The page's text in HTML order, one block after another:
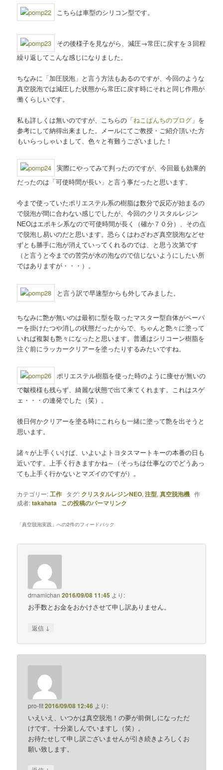
こちらは車型のシリコン型です。
その後様子を見ながら、減圧→常圧に戻すを３回程
繰り返してこんな感じになりました。
ちなみに「加圧脱泡」と言う方法もあるのですが、今回のような
真空脱泡では減圧した状態から常圧に戻す時にそれと同じ作用が
働くらしいです。
私も詳しくは無いのですが、こちらの「ねこぱんちのブログ 」を
参考にして納得出来ました。メールにてご教授・ご紹介頂いた方
もいらっしゃいまして、色々と有難うございました！
実際にやってみて判ったのですが、今回最も効果的
だったのは「可使時間が長い」と言う事だったと思います。
今まで使っていたポリエステル系の樹脂は数分で反応が始まるの
で脱泡が間に合わない感じでしたが、今回のクリスタルレジン
NEOはエポキシ系なので可使時間が長く（確か７０分）、その点
で脱泡し易いのだと思います。恐らくはわざわざ真空脱泡などせ
ずとも勝手に泡が消えていってくれるのでは、と思う次第です
（と言うと今までの苦労が水の泡なので信じないようにしたい所
ではありますが・・・）。
と言う訳で早速型からも外してみました。
ちなみに艶が無いのは最初に型を取ったマスター型自体がペーパ
ーを掛けたつや消しの状態だったからで、ちゃんと艶々に塗って
いれば複製も艶々になったと思います。普通はシリコーン樹脂を
注ぐ前にラッカークリアーを塗ったりするみたいですね。
ポリエステル樹脂を使った時のように痩せが無いの
で皺模様も残らず、綺麗な状態で出て来てくれます。これはスゲ
ェ・・・の連発でした（笑）。
後日何かクリアーを塗る時にこれらも一緒に塗って艶を出そうと
思います。
諸々が上手くいけば、いよいよトヨタスマートキーの本番の日も
近いです。上手く行きますかね～（そっちは仕事なのでどうあっ
ても上手く行かないとマズイのですが）。
カテゴリー:工作 タグ: クリスタルレジンNEO,注型,真空脱泡機 作
成者:takahata この投稿のパーマリンク
「真空脱泡実践 」への2件のフィードバック
drnamichan 2016/09/08 11:45 より:
お手数とお金をおかけさせて申し訳ありません。
返信 ↓
pro-fit2016/09/08 12:46 より:
いえいえ、いつかは真空脱泡！の夢が前倒しになっただ
けです。十分楽しんでいますし（笑）。
お待たせして申し訳ございませんが引き続きよろしくお
願い致します。